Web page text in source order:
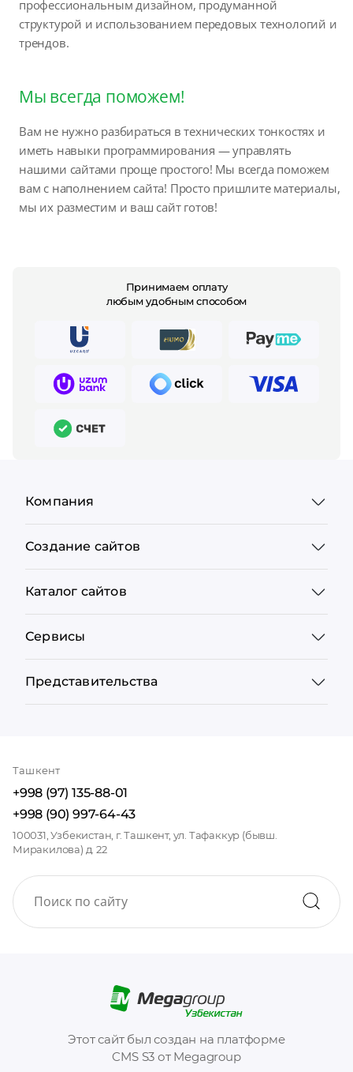
профессиональным дизайном, продуманной
структурой и использованием передовых технологий и
трендов.
Мы всегда поможем!
Вам не нужно разбираться в технических тонкостях и
иметь навыки программирования — управлять
нашими сайтами проще простого! Мы всегда поможем
вам с наполнением сайта! Просто пришлите материалы,
мы их разместим и ваш сайт готов!
Принимаем оплату
любым удобным способом
Этот сайт был создан на платформе
CMS S3 от Megagroup
Компания
Создание сайтов
Каталог сайтов
Сервисы
Представительства
Ташкент
+998 (97) 135-88-01
+998 (90) 997-64-43
100031, Узбекистан, г. Ташкент, ул. Тафаккур (бывш.
Миракилова) д. 22